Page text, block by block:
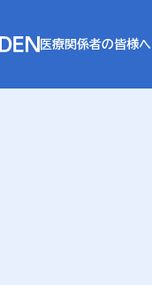
医療関係者の皆様へ